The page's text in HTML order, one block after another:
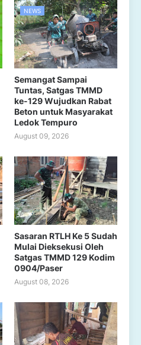
NEWS
Semangat Sampai
Tuntas, Satgas TMMD
ke-129 Wujudkan Rabat
Beton untuk Masyarakat
Ledok Tempuro
August 09, 2026
Sasaran RTLH Ke 5 Sudah
Mulai Dieksekusi Oleh
Satgas TMMD 129 Kodim
0904/Paser
August 08, 2026